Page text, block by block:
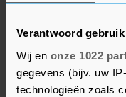
Verantwoord
Wij en onze 1022
gegevens (bijv. uw
technologieën zoals